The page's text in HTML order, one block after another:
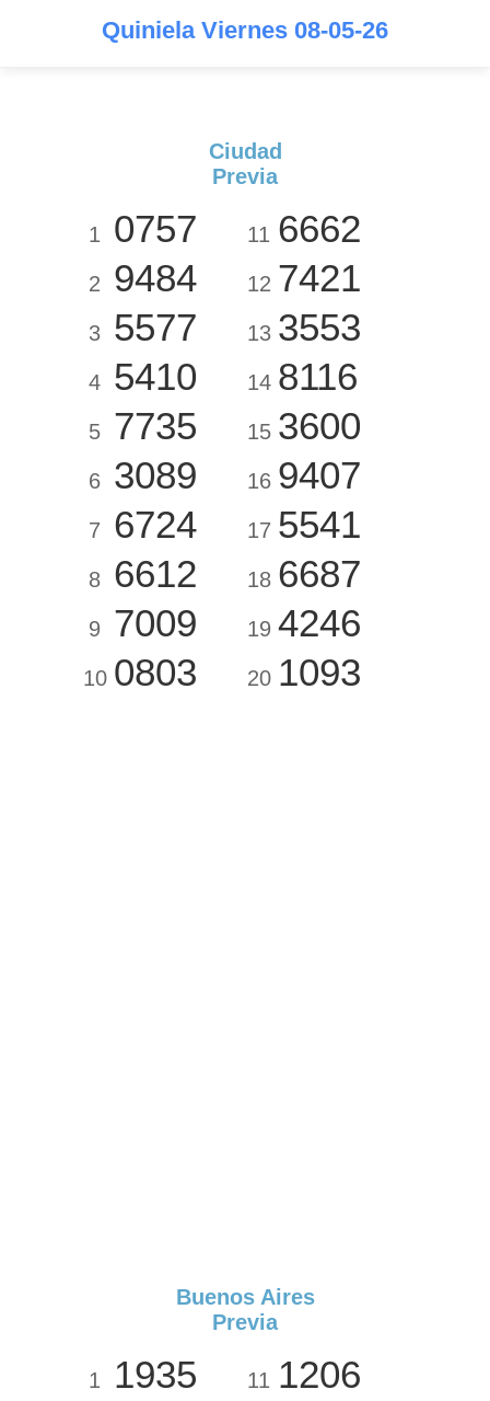
Quiniela Viernes 08-05-26
Ciudad
Previa
1 0757
2 9484
3 5577
4 5410
5 7735
6 3089
7 6724
8 6612
9 7009
10 0803
11 6662
12 7421
13 3553
14 8116
15 3600
16 9407
17 5541
18 6687
19 4246
20 1093
Buenos Aires
Previa
1 1935 11 1206